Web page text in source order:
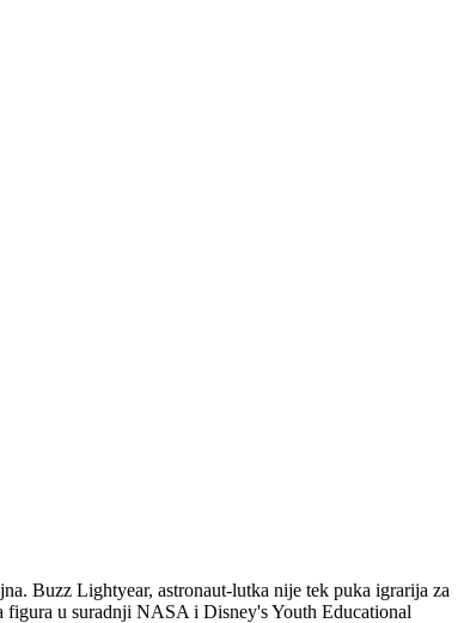
Buzz Lightyear, astronaut-lutka nije tek puka igrarija za
figura u suradnji NASA i Disney's Youth Educational